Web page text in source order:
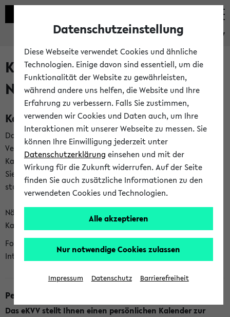
eKVV
Kalenderintegration und
Newsfeeds
Kalenderintegration
Das eKVV bietet Ihnen die Möglichkeit,
Veranstaltungstermine in eine Vielzahl von
Kalenderanwendungen einzubinden. Auf diese Weise können
Sie einen gemeinsamen Überblick über Ihre privaten und
studienbezogenen Termine erhalten.
Näheres zu Vorteilen und Funktionsweise der
Kalenderintegration können Sie auf unserer
Folgende Kalender bietet Ihnen das eKVV derzeit zur
Integration an:
Persönlicher Kalender
Das eKVV stellt Ihnen einen persönlichen Kalender zur
Datenschutzeinstellung
Diese Webseite verwendet Cookies und ähnliche
Technologien. Einige davon sind essentiell, um die
Funktionalität der Website zu gewährleisten,
während andere uns helfen, die Website und Ihre
Erfahrung zu verbessern. Falls Sie zustimmen,
verwenden wir Cookies und Daten auch, um Ihre
Interaktionen mit unserer Webseite zu messen. Sie
können Ihre Einwilligung jederzeit unter
Datenschutzerklärung einsehen und mit der
Wirkung für die Zukunft widerrufen. Auf der Seite
finden Sie auch zusätzliche Informationen zu den
verwendeten Cookies und Technologien.
Alle akzeptieren
Nur notwendige Cookies zulassen
Impressum Datenschutz Barrierefreiheit